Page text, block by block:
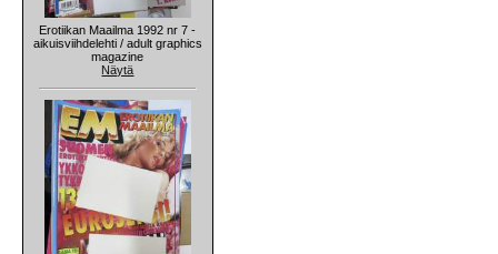
Erotiikan Maailma 1992 nr 7 -
aikuisviihdelehti / adult graphics
magazine
Näytä